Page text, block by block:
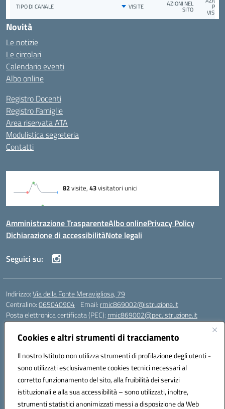
Cookies e altri strumenti di tracciamento
Il nostro Istituto non utilizza strumenti di profilazione degli utenti -
sono utilizzati esclusivamente cookies tecnici necessari al
corretto funzionamento del sito, alla fruibilità dei servizi
istituzionali e alla sua accessibilità – sono utilizzati, inoltre,
strumenti statistici anonimizzati messi a disposizione da Web
Novità
Le notizie
Le circolari
Calendario eventi
Albo online
Registro Docenti
Registro Famiglie
Area riservata ATA
Modulistica segreteria
Contatti
Amministrazione TrasparenteAlbo onlinePrivacy Policy
Dichiarazione di accessibilitàNote legali
Seguici su:
Indirizzo:Via della Fonte Meravigliosa, 79
Centralino:065040904 Email: rmic869002@istruzione.it
Posta elettronica certificata (PEC): rmic869002@pec.istruzione.it
Codice fiscale: 97197090588
Codice meccanografico: RMIC869002
Codice Indice delle Pubbliche Amministrazioni (IPA): istsc_rmic869002
Codice unico di fatturazione (CUF): UFRHFP
Iban dell’Istituto comprensivo presso Banca Intesa San Paolo:
IT04 V030 6905 0201 0000 0046 393